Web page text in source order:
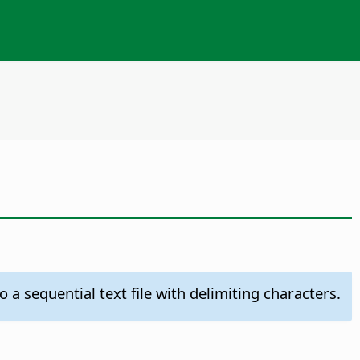
sequential text file with delimiting characters.